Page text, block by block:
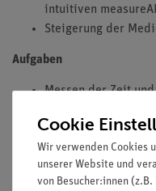
intuitiven
Steigerung der
Aufgaben
Messen der Zeit
benötigt, mit Hilfe
und am Ende der
Cookie
Wir verwenden Cookies
unserer Website und
von Besucher:innen